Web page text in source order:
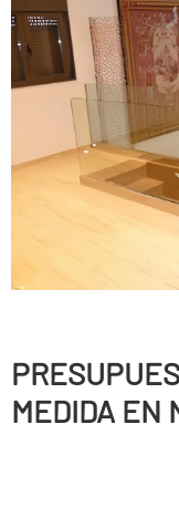
MEDIDA EN